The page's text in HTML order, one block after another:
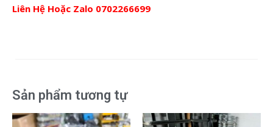
Liên Hệ Hoặc Zalo 0702266699
Sản phẩm tương tự